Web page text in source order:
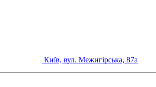
Київ, вул. Межигірська, 87а